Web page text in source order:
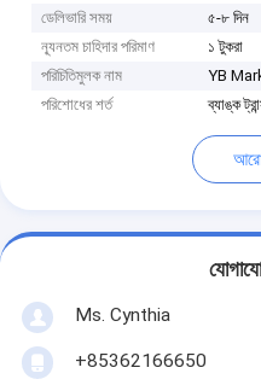
ডেলিভারি সময়
৫-৮ দিন
ন্যূনতম চাহিদার পরিমাণ
১ টুকরা
পরিচিতিমুলক নাম
YB
পরিশোধের শর্ত
ব্যাঙ্ক
Ms. Cynthia
‪+85362166650‬